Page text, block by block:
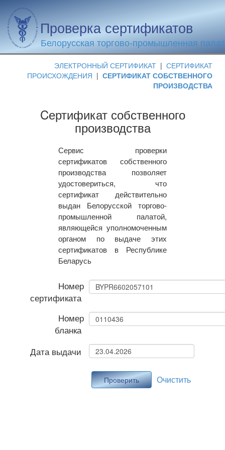
Проверка сертификатов
Белорусская торгово-промышленная
ЭЛЕКТРОННЫЙ СЕРТИФИКАТ | СЕРТИФИКАТ
ПРОИСХОЖДЕНИЯ | СЕРТИФИКАТ СОБСТВЕННОГО
ПРОИЗВОДСТВА
Cертификат собственного
производства
Сервис проверки
сертификатов собственного
производства позволяет
удостовериться, что
сертификат действительно
выдан Белорусской торгово-
промышленной палатой,
являющейся уполномоченным
органом по выдаче этих
сертификатов в Республике
Беларусь
Номер
сертификата
Номер
бланка
Дата выдачи
Проверить Очистить